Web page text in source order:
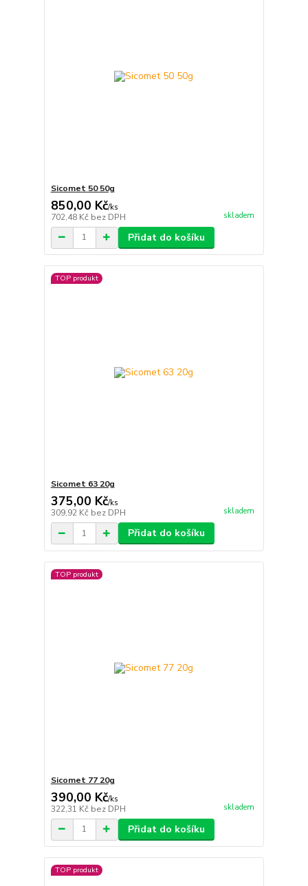
Sicomet 50 50g
850,00 Kč/ks
702,48 Kč bez DPH skladem
Přidat do košíku
TOP produkt
Sicomet 63 20g
375,00 Kč/ks
309,92 Kč bez DPH skladem
Přidat do košíku
TOP produkt
Sicomet 77 20g
390,00 Kč/ks
322,31 Kč bez DPH skladem
Přidat do košíku
TOP produkt